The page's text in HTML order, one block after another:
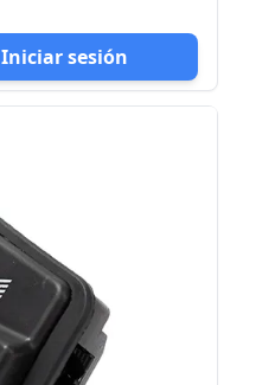
Iniciar sesión